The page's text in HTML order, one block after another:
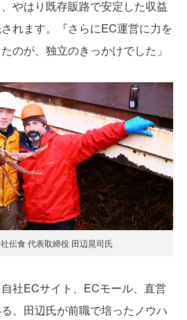
やはり既存販路で安定した収益
れます。『さらにEC運営に力を
のが、独立のきっかけでした」
社伝食 代表取締役 田辺晃司氏
社ECサイト、ECモール、直営
。田辺氏が前職で培ったノウハ